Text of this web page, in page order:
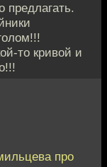
предлагать.
то кривой и
про